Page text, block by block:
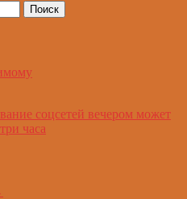
соцсетей вечером может
часа